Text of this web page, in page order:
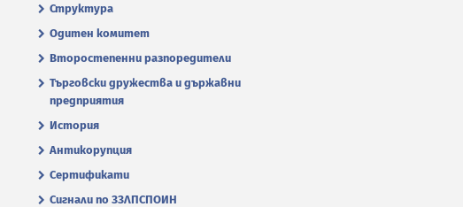
Структура
Одитен комитет
Второстепенни разпоредители
Търговски дружества и държавни
предприятия
История
Антикорупция
Сертификати
Сигнали по ЗЗЛПСПОИН